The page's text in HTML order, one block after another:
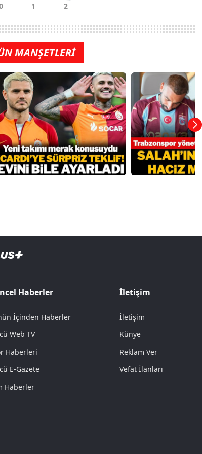
MANŞETLERİ
Haberler
İçinden Haberler
Web TV
Haberleri
E-Gazete
Haberler
İletişim
İletişim
Künye
Reklam Ver
Vefat İlanları